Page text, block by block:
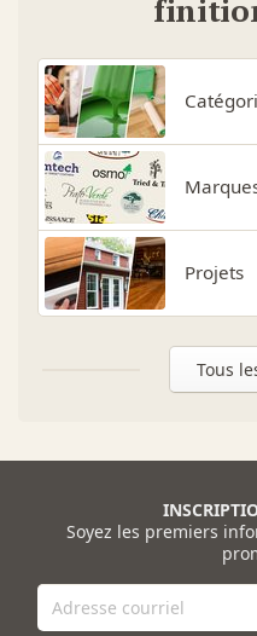
Projets
Tous
Soyez les premiers